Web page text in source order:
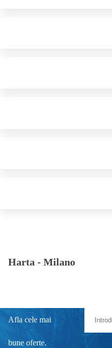
Harta - Milano
Afla cele mai
bune oferte.